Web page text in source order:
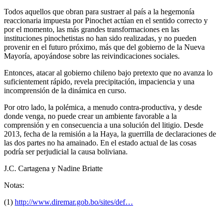
Todos aquellos que obran para sustraer al país a la hegemonía
reaccionaria impuesta por Pinochet actúan en el sentido correcto y
por el momento, las más grandes transformaciones en las
instituciones pinochetistas no han sido realizadas, y no pueden
provenir en el futuro próximo, más que del gobierno de la Nueva
Mayoría, apoyándose sobre las reivindicaciones sociales.
Entonces, atacar al gobierno chileno bajo pretexto que no avanza lo
suficientement rápido, revela precipitación, impaciencia y una
incomprensión de la dinámica en curso.
Por otro lado, la polémica, a menudo contra-productiva, y desde
donde venga, no puede crear un ambiente favorable a la
comprensión y en consecuencia a una solución del litigio. Desde
2013, fecha de la remisión a la Haya, la guerrilla de declaraciones de
las dos partes no ha amainado. En el estado actual de las cosas
podría ser perjudicial la causa boliviana.
J.C. Cartagena y Nadine Briatte
Notas:
(1) http://www.diremar.gob.bo/sites/def…